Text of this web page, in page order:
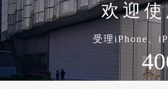
欢迎
受理iPhone、